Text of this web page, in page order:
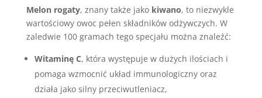
Melon rogaty, znany także jako kiwano, to niezwykle
wartościowy owoc pełen składników odżywczych. W
zaledwie 100 gramach tego specjału można znaleźć:
Witaminę C, która występuje w dużych ilościach i
pomaga wzmocnić układ immunologiczny oraz
działa jako silny przeciwutleniacz,